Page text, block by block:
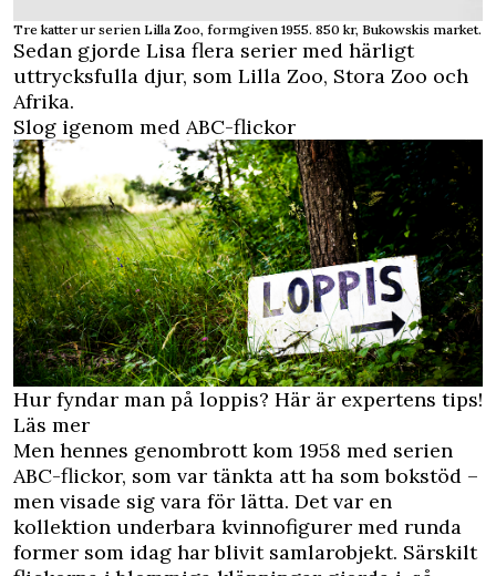
Tre katter ur serien Lilla Zoo, formgiven 1955. 850 kr, Bukowskis market.
Sedan gjorde Lisa flera serier med härligt
uttrycksfulla djur, som Lilla Zoo, Stora Zoo och
Afrika.
Slog igenom med ABC-flickor
Hur fyndar man på loppis? Här är expertens tips!
Läs mer
Men hennes genombrott kom 1958 med serien
ABC-flickor, som var tänkta att ha som bokstöd –
men visade sig vara för lätta. Det var en
kollektion underbara kvinnofigurer med runda
former som idag har blivit samlarobjekt. Särskilt